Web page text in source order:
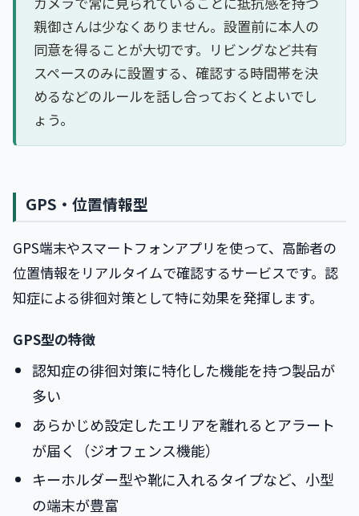
親御さんは少なくありません。設置前に本人の
同意を得ることが大切です。リビングなど共有
スペースのみに設置する、確認する時間帯を決
めるなどのルールを話し合っておくとよいでし
ょう。
GPS・位置情報型
GPS端末やスマートフォンアプリを使って、高齢者の
位置情報をリアルタイムで確認するサービスです。認
知症による徘徊対策として特に効果を発揮します。
GPS型の特徴
認知症の徘徊対策に特化した機能を持つ製品が
多い
あらかじめ設定したエリアを離れるとアラート
が届く（ジオフェンス機能）
キーホルダー型や靴に入れるタイプなど、小型
の端末が豊富